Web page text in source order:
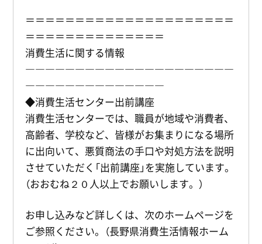
＝＝＝＝＝＝＝＝＝＝＝＝＝＝＝＝＝＝＝＝＝
＝＝＝＝＝＝＝＝＝＝＝＝＝＝
消費生活に関する情報
―――――――――――――――――――――
――――――――――――――
◆消費生活センター出前講座
消費生活センターでは、職員が地域や消費者、
高齢者、学校など、皆様がお集まりになる場所
に出向いて、悪質商法の手口や対処方法を説明
させていただく「出前講座」を実施しています。
（おおむね２０人以上でお願いします。）
お申し込みなど詳しくは、次のホームページを
ご参照ください。（長野県消費生活情報ホーム